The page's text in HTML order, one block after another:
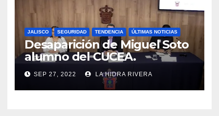
JALISCO SEGURIDAD TENDENCIA ÚLTIMAS NOTICIAS
Desaparición de Miguel Soto
alumno del CUCEA.
SEP 27, 2022 LA HIDRA RIVERA